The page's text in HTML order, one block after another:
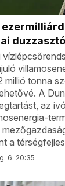
millió tonna
A
az
a
6. 20:35